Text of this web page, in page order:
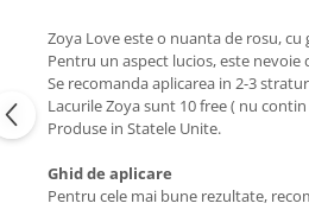
Zoya Love este o nuanta de rosu,
Pentru un aspect lucios, este nevoie
Se recomanda aplicarea in 2-3
Lacurile Zoya sunt 10 free ( nu
Produse in Statele Unite.
Ghid de aplicare
Pentru cele mai bune rezultate,